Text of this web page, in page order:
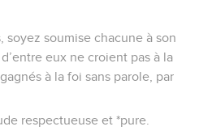
soyez soumise chacune à son
eux ne croient pas à la
à la foi sans parole, par
respectueuse et *pure.